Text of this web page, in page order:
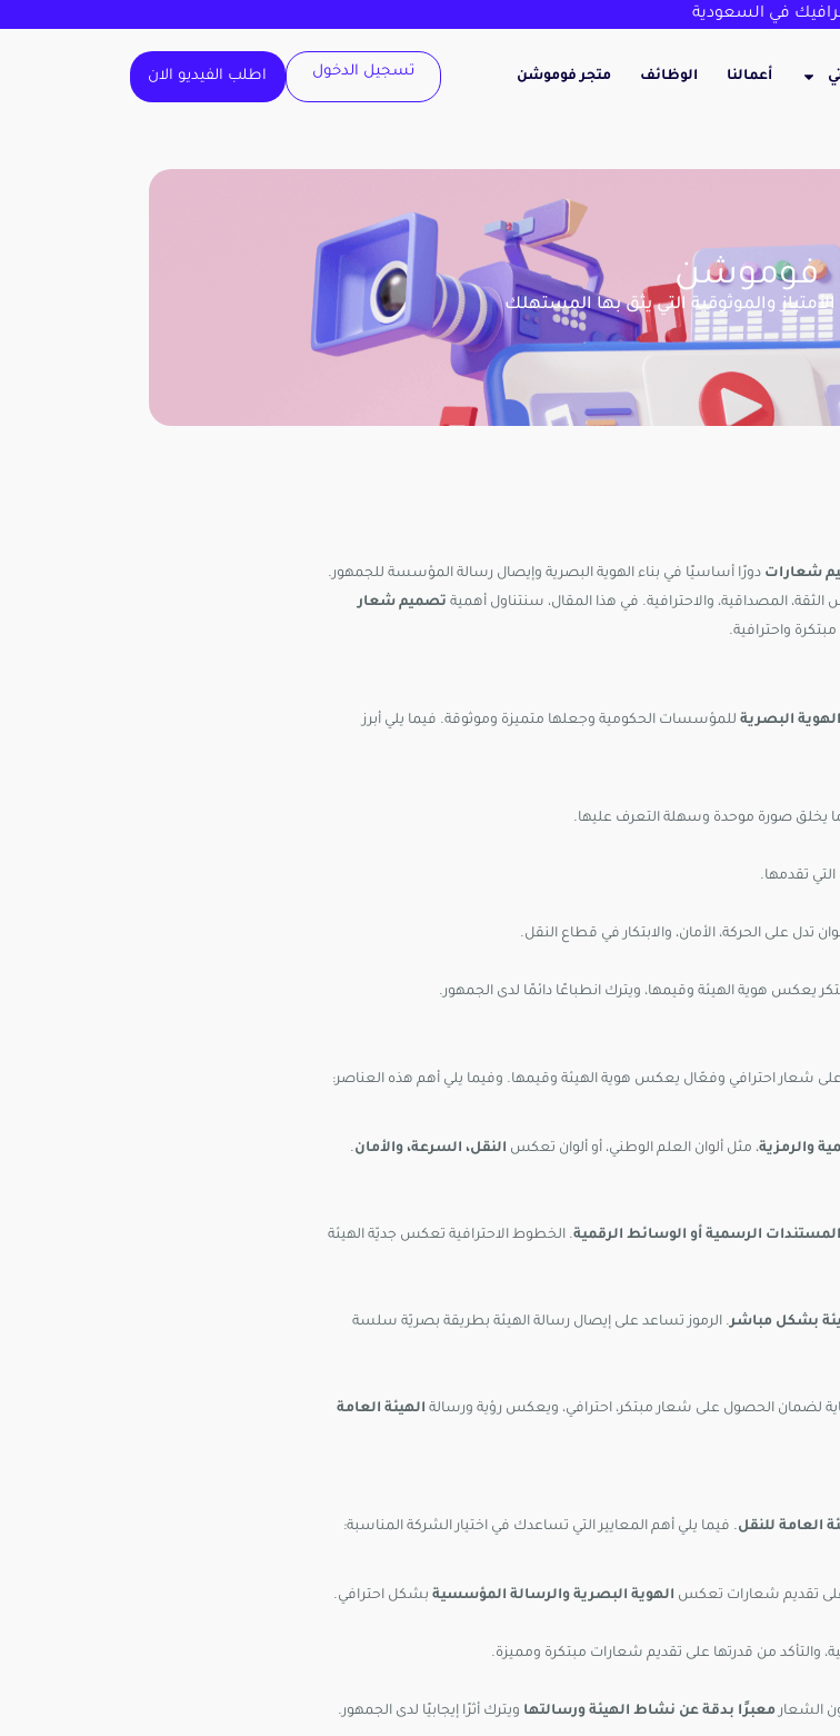
في السعودية
أعمالنا الوظائف متجر فوموشن تسجيل الدخول اطلب الفيديو الان
فوموشن
والموثوقية التي يثق بها المستهلك
شعارات دورًا أساسيًا في بناء الهوية البصرية وإيصال رسالة المؤسسة للجمهور.
المصداقية، والاحترافية. في هذا المقال، سنتناول أهمية تصميم شعار
واحترافية.
الهوية البصرية للمؤسسات الحكومية وجعلها متميزة وموثوقة. فيما يلي أبرز
مما يخلق صورة موحدة وسهلة التعرف عليها.
تقدمها.
تدل على الحركة، الأمان، والابتكار في قطاع النقل.
هوية الهيئة وقيمها، ويترك انطباعًا دائمًا لدى الجمهور.
شعار احترافي وفعّال يعكس هوية الهيئة وقيمها. وفيما يلي أهم هذه العناصر:
والرمزية، مثل ألوان العلم الوطني، أو ألوان تعكس النقل، السرعة، والأمان.
الرسمية أو الوسائط الرقمية. الخطوط الاحترافية تعكس جديّة الهيئة
بشكل مباشر. الرموز تساعد على إيصال رسالة الهيئة بطريقة بصريّة سلسة
لضمان الحصول على شعار مبتكر، احترافي، ويعكس رؤية ورسالة الهيئة العامة
العامة للنقل. فيما يلي أهم المعايير التي تساعدك في اختيار الشركة المناسبة:
على تقديم شعارات تعكس الهوية البصرية والرسالة المؤسسية بشكل احترافي.
والتأكد من قدرتها على تقديم شعارات مبتكرة ومميزة.
الشعارمعبرًا بدقة عن نشاط الهيئة ورسالتها ويترك أثرًا إيجابيًا لدى الجمهور.